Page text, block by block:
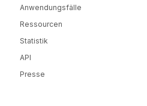
Anwendungsfälle
Ressourcen
Statistik
API
Presse